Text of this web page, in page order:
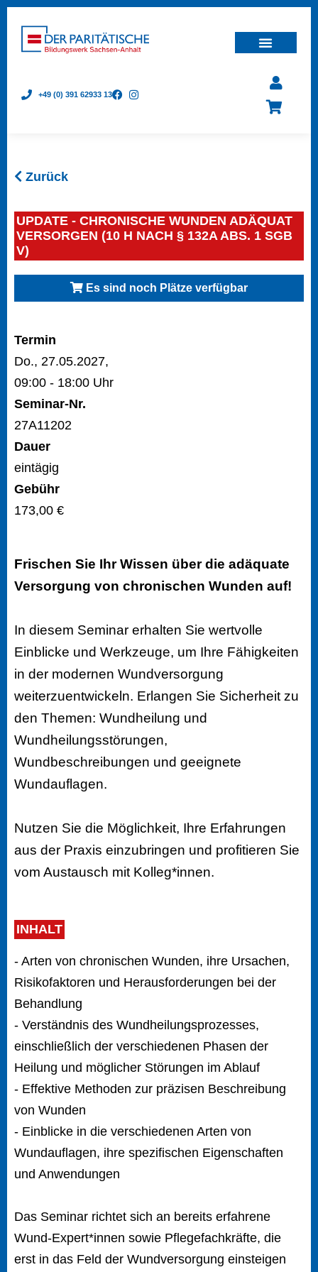
+49 (0) 391 62933 13
Zurück
UPDATE - CHRONISCHE WUNDEN ADÄQUAT
VERSORGEN (10 H NACH § 132A ABS. 1 SGB
V)
Es sind noch Plätze verfügbar
Termin
Do., 27.05.2027,
09:00 - 18:00 Uhr
Seminar-Nr.
27A11202
Dauer
eintägig
Gebühr
173,00 €
Frischen Sie Ihr Wissen über die adäquate
Versorgung von chronischen Wunden auf!
In diesem Seminar erhalten Sie wertvolle
Einblicke und Werkzeuge, um Ihre Fähigkeiten
in der modernen Wundversorgung
weiterzuentwickeln. Erlangen Sie Sicherheit zu
den Themen: Wundheilung und
Wundheilungsstörungen,
Wundbeschreibungen und geeignete
Wundauflagen.
Nutzen Sie die Möglichkeit, Ihre Erfahrungen
aus der Praxis einzubringen und profitieren Sie
vom Austausch mit Kolleg*innen.
INHALT
- Arten von chronischen Wunden, ihre Ursachen,
Risikofaktoren und Herausforderungen bei der
Behandlung
- Verständnis des Wundheilungsprozesses,
einschließlich der verschiedenen Phasen der
Heilung und möglicher Störungen im Ablauf
- Effektive Methoden zur präzisen Beschreibung
von Wunden
- Einblicke in die verschiedenen Arten von
Wundauflagen, ihre spezifischen Eigenschaften
und Anwendungen
Das Seminar richtet sich an bereits erfahrene
Wund-Expert*innen sowie Pflegefachkräfte, die
erst in das Feld der Wundversorgung einsteigen